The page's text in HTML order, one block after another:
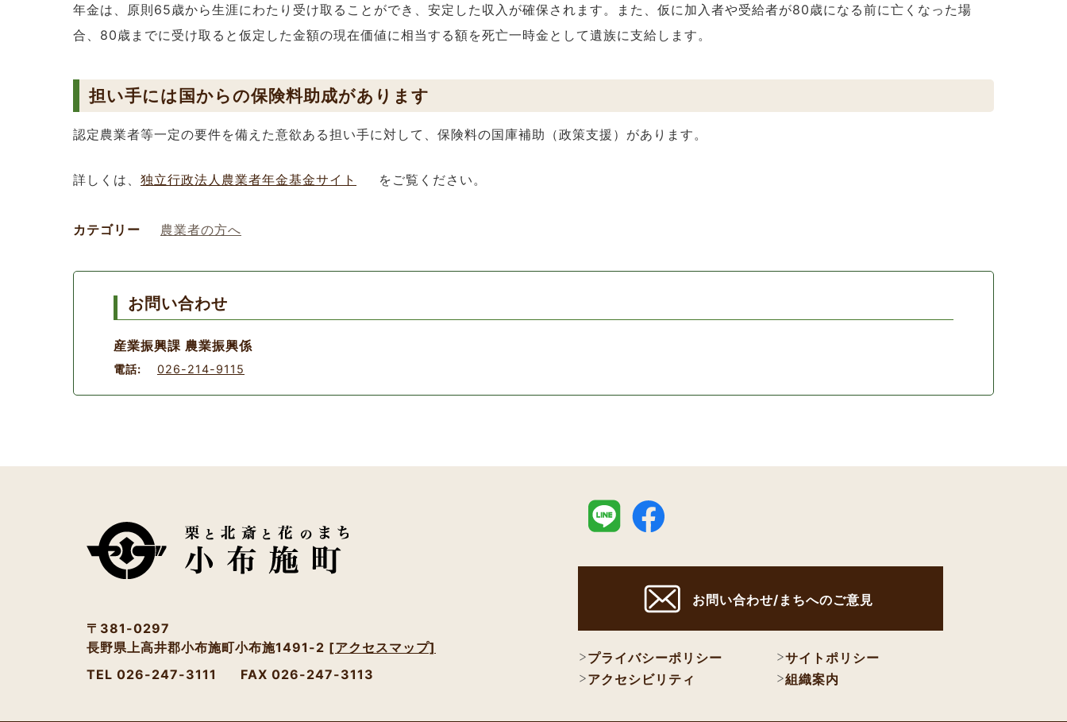
年金は、原則65歳から生涯にわたり受け取ることができ、安定した収入が確保されます。また、仮に加入者や受給者が80歳になる前に亡くなった場
合、80歳までに受け取ると仮定した金額の現在価値に相当する額を死亡一時金として遺族に支給します。
担い手には国からの保険料助成があります
認定農業者等一定の要件を備えた意欲ある担い手に対して、保険料の国庫補助（政策支援）があります。
詳しくは、 独立行政法人農業者年金基金サイト をご覧ください。
カテゴリー 農業者の方へ
お問い合わせ
産業振興課 農業振興係
電話: 026-214-9115
〒381-0297
長野県上高井郡小布施町小布施1491-2 [アクセスマップ]
TEL 026-247-3111
FAX 026-247-3113
お問い合わせ/まちへのご意見
プライバシーポリシー
サイトポリシー
アクセシビリティ
組織案内